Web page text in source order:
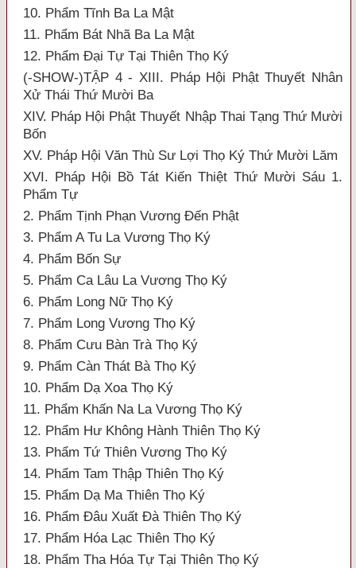
10. Phẩm Tĩnh Ba La Mật
11. Phẩm Bát Nhã Ba La Mật
12. Phẩm Đại Tự Tại Thiên Thọ Ký
(-SHOW-)TẬP 4 - XIII. Pháp Hội Phật Thuyết Nhân
Xử Thái Thứ Mười Ba
XIV. Pháp Hội Phật Thuyết Nhập Thai Tạng Thứ Mười
Bốn
XV. Pháp Hội Văn Thù Sư Lợi Thọ Ký Thứ Mười Lăm
XVI. Pháp Hội Bồ Tát Kiến Thiệt Thứ Mười Sáu 1.
Phẩm Tự
2. Phẩm Tịnh Phạn Vương Đến Phật
3. Phẩm A Tu La Vương Thọ Ký
4. Phẩm Bốn Sự
5. Phẩm Ca Lâu La Vương Thọ Ký
6. Phẩm Long Nữ Thọ Ký
7. Phẩm Long Vương Thọ Ký
8. Phẩm Cưu Bàn Trà Thọ Ký
9. Phẩm Càn Thát Bà Thọ Ký
10. Phẩm Dạ Xoa Thọ Ký
11. Phẩm Khấn Na La Vương Thọ Ký
12. Phẩm Hư Không Hành Thiên Thọ Ký
13. Phẩm Tứ Thiên Vương Thọ Ký
14. Phẩm Tam Thập Thiên Thọ Ký
15. Phẩm Dạ Ma Thiên Thọ Ký
16. Phẩm Đâu Xuất Đà Thiên Thọ Ký
17. Phẩm Hóa Lạc Thiên Thọ Ký
18. Phẩm Tha Hóa Tự Tại Thiên Thọ Ký